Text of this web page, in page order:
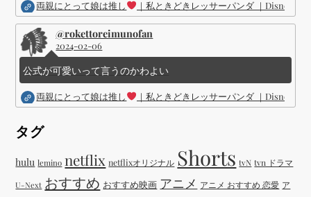
両親にとって娘は推し ｜私ときどきレッサーパンダ ｜Disney (
@rokettoreimunofan
2024-02-06
公式が可愛いって言うのかわよい
両親にとって娘は推し ｜私ときどきレッサーパンダ ｜Disney (
タグ
hulu lemino netflix netflixオリジナル Shorts tvN tvn ドラマ
U-Next おすすめ おすすめ映画 アニメ アニメ おすすめ 恋愛 ア